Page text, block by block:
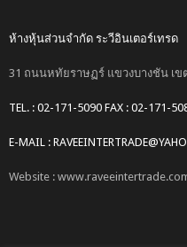
ห้างหุ้นส่วนจำกัด ระวีอินเตอร์เทรด
31 ถนนหทัยราษฏร์ แขวงบางชัน เข
TEL. : 02-171-5090 FAX : 02-171-
E-MAIL :
Website :